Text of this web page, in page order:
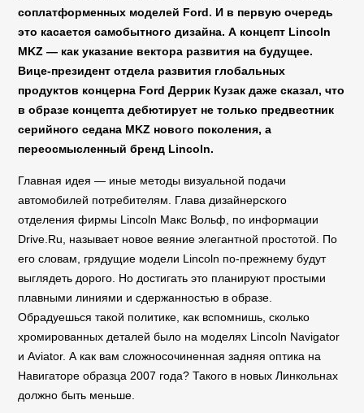
соплатформенных моделей Ford. И в первую очередь
это касается самобытного дизайна. А концепт Lincoln
MKZ — как указание вектора развития на будущее.
Вице-президент отдела развития глобальных
продуктов концерна Ford Деррик Кузак даже сказал, что
в образе концепта дебютирует не только предвестник
серийного седана MKZ нового поколения, а
переосмысленный бренд Lincoln.
Главная идея — иные методы визуальной подачи
автомобилей потребителям. Глава дизайнерского
отделения фирмы Lincoln Макс Вольф, по информации
Drive.Ru, называет новое веяние элегантной простотой. По
его словам, грядущие модели Lincoln по-прежнему будут
выглядеть дорого. Но достигать это планируют простыми
плавными линиями и сдержанностью в образе.
Обрадуешься такой политике, как вспомнишь, сколько
хромированных деталей было на моделях Lincoln Navigator
и Aviator. А как вам сложносочиненная задняя оптика на
Навигаторе образца 2007 года? Такого в новых Линкольнах
должно быть меньше.